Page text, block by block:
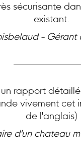
sécurisante
existant.
- Gérant
rapport
vivement
de l'anglais)
d'un chateau